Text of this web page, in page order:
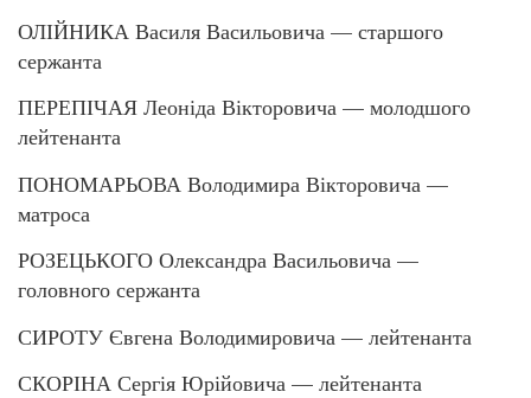
ОЛІЙНИКА Василя Васильовича — старшого
сержанта
ПЕРЕПІЧАЯ Леоніда Вікторовича — молодшого
лейтенанта
ПОНОМАРЬОВА Володимира Вікторовича —
матроса
РОЗЕЦЬКОГО Олександра Васильовича —
головного сержанта
СИРОТУ Євгена Володимировича — лейтенанта
СКОРІНА Сергія Юрійовича — лейтенанта